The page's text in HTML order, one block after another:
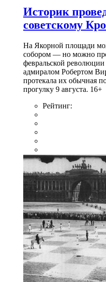
Историк
советскому
На Якорной площади
собором — но можно
февральской революции
адмиралом Робертом
протекала их обычная
прогулку 9 августа. 16+
Рейтинг: